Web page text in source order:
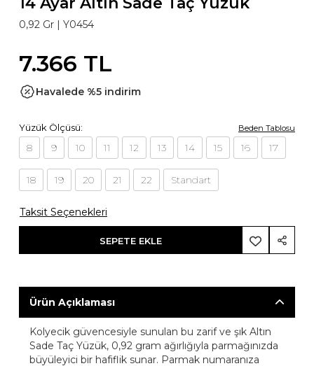
0,92 Gr | Y0454
7.366 TL
Havalede %5 indirim
Yüzük Ölçüsü: Beden Tablosu
8 9 10 11 12 13 14 15 16 17
18 19 20 21 22 Standart
Taksit Seçenekleri
SEPETE EKLE
Ürün Açıklaması
Kolyecik güvencesiyle sunulan bu zarif ve şık Altın
Sade Taç Yüzük, 0,92 gram ağırlığıyla parmağınızda
büyüleyici bir hafiflik sunar. Parmak numaranıza